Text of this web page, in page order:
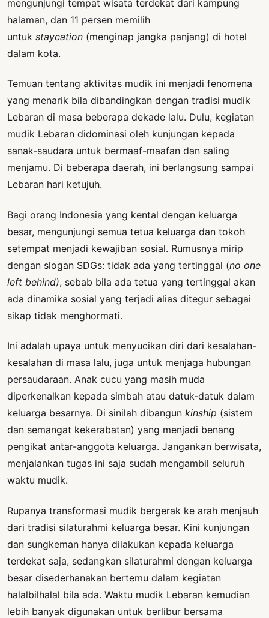
mengunjungi tempat wisata terdekat dari kampung
halaman, dan 11 persen memilih
untuk staycation (menginap jangka panjang) di hotel
dalam kota.
Temuan tentang aktivitas mudik ini menjadi fenomena
yang menarik bila dibandingkan dengan tradisi mudik
Lebaran di masa beberapa dekade lalu. Dulu, kegiatan
mudik Lebaran didominasi oleh kunjungan kepada
sanak-saudara untuk bermaaf-maafan dan saling
menjamu. Di beberapa daerah, ini berlangsung sampai
Lebaran hari ketujuh.
Bagi orang Indonesia yang kental dengan keluarga
besar, mengunjungi semua tetua keluarga dan tokoh
setempat menjadi kewajiban sosial. Rumusnya mirip
dengan slogan SDGs: tidak ada yang tertinggal (no one
left behind), sebab bila ada tetua yang tertinggal akan
ada dinamika sosial yang terjadi alias ditegur sebagai
sikap tidak menghormati.
Ini adalah upaya untuk menyucikan diri dari kesalahan-
kesalahan di masa lalu, juga untuk menjaga hubungan
persaudaraan. Anak cucu yang masih muda
diperkenalkan kepada simbah atau datuk-datuk dalam
keluarga besarnya. Di sinilah dibangun kinship (sistem
dan semangat kekerabatan) yang menjadi benang
pengikat antar-anggota keluarga. Jangankan berwisata,
menjalankan tugas ini saja sudah mengambil seluruh
waktu mudik.
Rupanya transformasi mudik bergerak ke arah menjauh
dari tradisi silaturahmi keluarga besar. Kini kunjungan
dan sungkeman hanya dilakukan kepada keluarga
terdekat saja, sedangkan silaturahmi dengan keluarga
besar disederhanakan bertemu dalam kegiatan
halalbilhalal bila ada. Waktu mudik Lebaran kemudian
lebih banyak digunakan untuk berlibur bersama